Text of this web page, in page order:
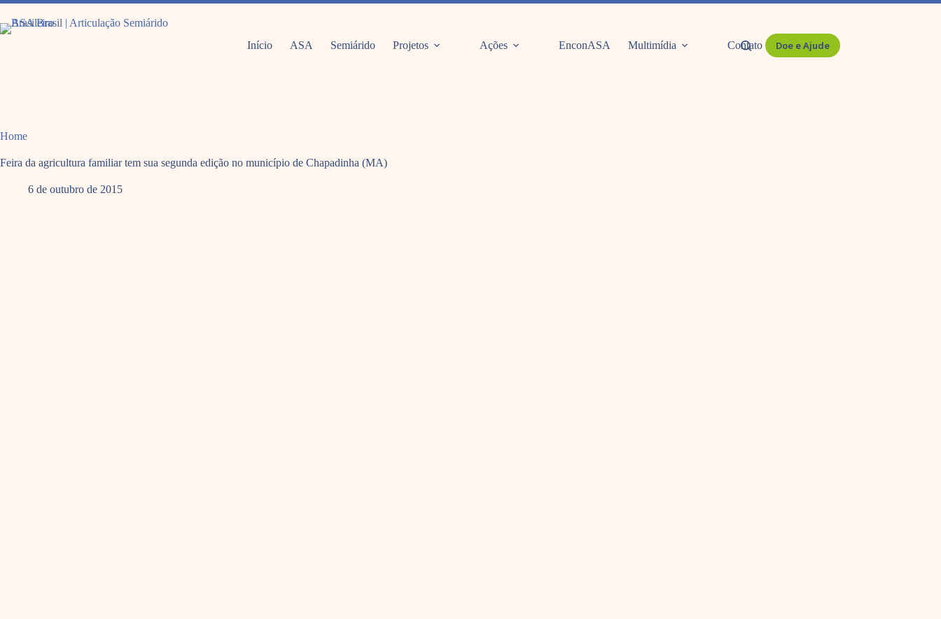
Pular
para
o
Início ASA Semiárido Projetos Ações EnconASA Multimídia Contato Doe e Ajude
Home
Feira da agricultura familiar tem sua segunda edição no município de Chapadinha (MA)
6 de outubro de 2015